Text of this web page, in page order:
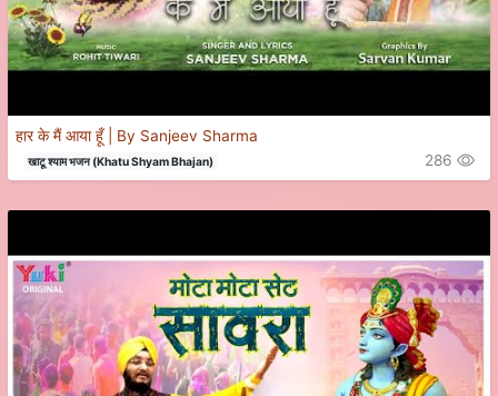
हार के मैं आया हूँ | By Sanjeev Sharma
खाटू श्याम भजन (Khatu Shyam Bhajan) 286